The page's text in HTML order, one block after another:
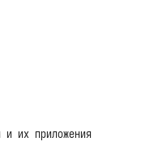
и их приложения